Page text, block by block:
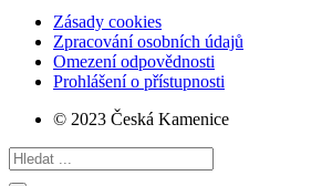
Zásady cookies
Zpracování osobních údajů
Omezení odpovědnosti
Prohlášení o přístupnosti
© 2023 Česká Kamenice
Search
...